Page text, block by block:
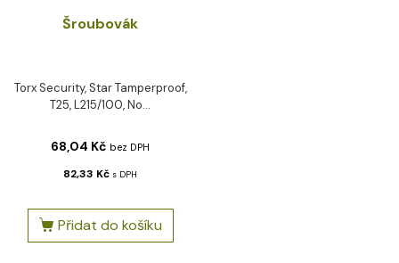
Šroubovák
Torx Security, Star Tamperproof,
T25, L215/100, No...
68,04 Kč bez DPH
82,33 Kč s DPH
Přidat do košíku